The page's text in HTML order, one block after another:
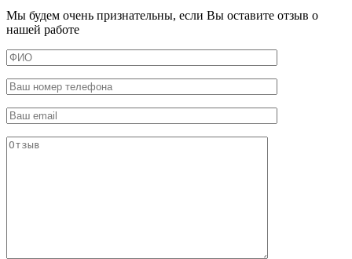
Мы будем очень признательны, если Вы оставите отзыв о
нашей работе